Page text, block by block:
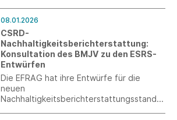
haben erstmals eine vollständig regionale
Strickstoff-Lieferkette aufgebaut – von
der Baumwollfaser bis zum veredelten
Stoff. Ziel ist es, Transparenz,
Planungssicherheit und neue
Absatzpotenziale für regional
produzierte Textilien zu schaffen.
08.01.2026
CSRD-
Nachhaltigkeitsberichterstattung:
Konsultation des BMJV zu den ESRS-
Entwürfen
Die EFRAG hat ihre Entwürfe für die
neuen
Nachhaltigkeitsberichterstattungsstandar